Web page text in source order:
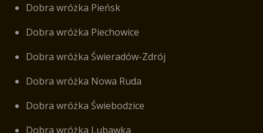
Dobra wróżka Pieńsk
Dobra wróżka Piechowice
Dobra wróżka Świeradów-Zdrój
Dobra wróżka Nowa Ruda
Dobra wróżka Świebodzice
Dobra wróżka Lubawka